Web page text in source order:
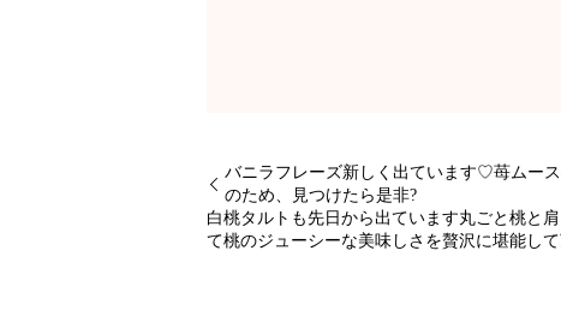
バニラフレーズ新しく出ています♡苺ムー
のため、見つけたら是非?
白桃タルトも先日から出ています丸ごと桃と
て桃のジューシーな美味しさを贅沢に堪能し